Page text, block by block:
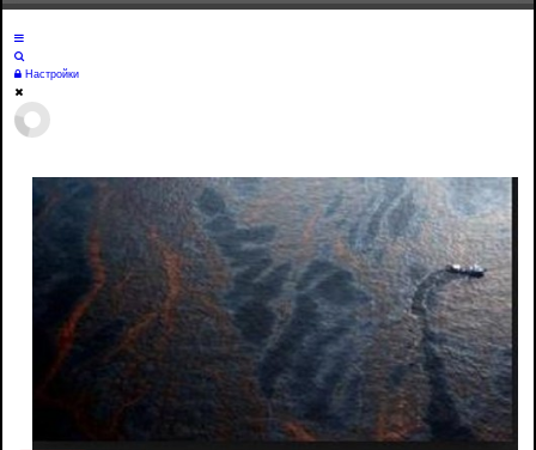
Настройки